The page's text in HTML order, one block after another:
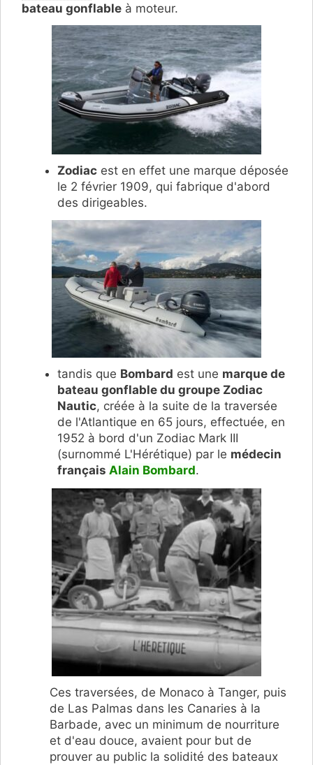
bateau gonflable à moteur.
Zodiac est en effet une marque déposée
le 2 février 1909, qui fabrique d'abord
des dirigeables.
tandis que Bombard est une marque de
bateau gonflable du groupe Zodiac
Nautic, créée à la suite de la traversée
de l'Atlantique en 65 jours, effectuée, en
1952 à bord d'un Zodiac Mark III
(surnommé L'Hérétique) par le médecin
français Alain Bombard.
Ces traversées, de Monaco à Tanger, puis
de Las Palmas dans les Canaries à la
Barbade, avec un minimum de nourriture
et d'eau douce, avaient pour but de
prouver au public la solidité des bateaux